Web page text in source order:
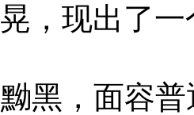
晃，现出了
黑，面容普